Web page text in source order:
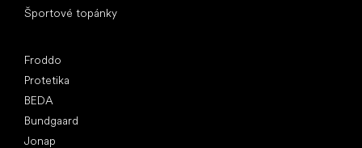
Športové topánky
Froddo
Protetika
BEDA
Bundgaard
Jonap